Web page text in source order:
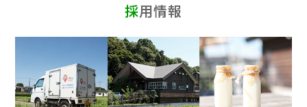
採用情報